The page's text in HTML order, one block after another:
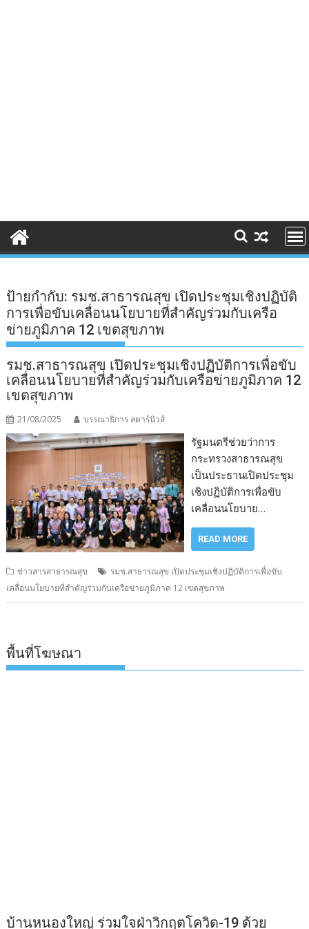
ป้ายกำกับ: รมช.สาธารณสุข เปิดประชุมเชิงปฏิบัติ
การเพื่อขับเคลื่อนนโยบายที่สำคัญร่วมกับเครือ
ข่ายภูมิภาค 12 เขตสุขภาพ
รมช.สาธารณสุข เปิดประชุมเชิงปฏิบัติการเพื่อขับ
เคลื่อนนโยบายที่สำคัญร่วมกับเครือข่ายภูมิภาค 12
เขตสุขภาพ
21/08/2025 บรรณาธิการ สตาร์นิวส์
รัฐมนตรีช่วยว่าการ
กระทรวงสาธารณสุข
เป็นประธานเปิดประชุม
เชิงปฏิบัติการเพื่อขับ
เคลื่อนนโยบาย…
READ MORE
ข่าวสารสาธารณสุข
รมช.สาธารณสุข เปิดประชุมเชิงปฏิบัติการเพื่อขับ
เคลื่อนนโยบายที่สำคัญร่วมกับเครือข่ายภูมิภาค 12 เขตสุขภาพ
พื้นที่โฆษณา
บ้านหนองใหญ่ ร่วมใจฝ่าวิกฤตโควิด-19 ด้วย